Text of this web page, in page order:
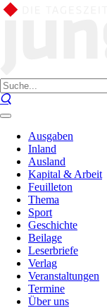
Ausgaben
Inland
Ausland
Kapital & Arbeit
Feuilleton
Thema
Sport
Geschichte
Beilage
Leserbriefe
Verlag
Veranstaltungen
Termine
Über uns